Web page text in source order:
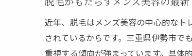
近年、脱毛はメンズ美容の中心的なト
されているからです。三重県伊勢市
重視する傾向が強まっています。具体